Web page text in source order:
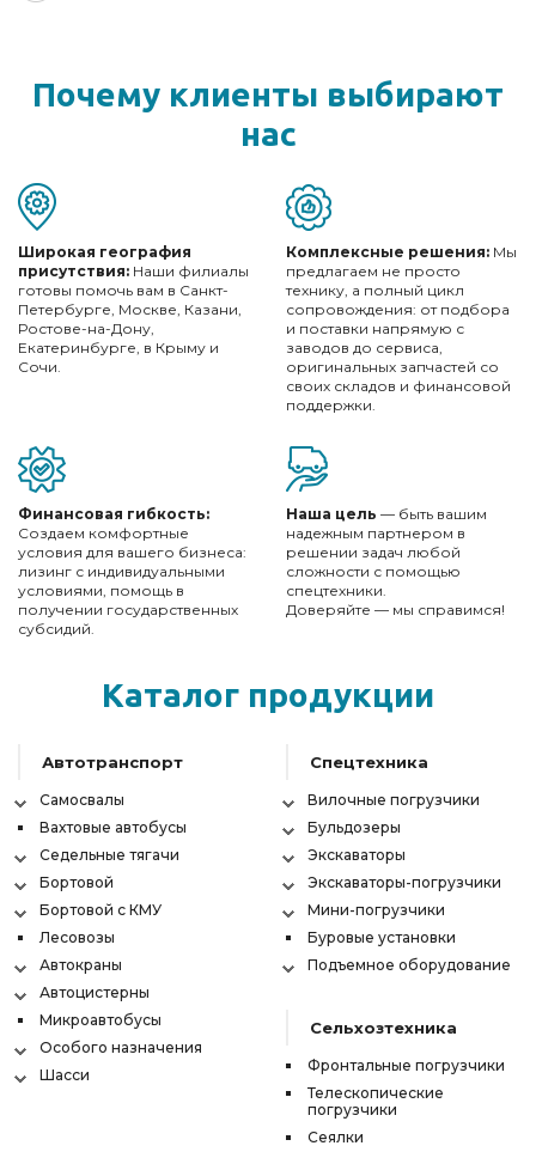
Почему клиенты выбирают
нас
Широкая география
присутствия: Наши филиалы
готовы помочь вам в Санкт-
Петербурге, Москве, Казани,
Ростове-на-Дону,
Екатеринбурге, в Крыму и
Сочи.
Комплексные решения: Мы
предлагаем не просто
технику, а полный цикл
сопровождения: от подбора
и поставки напрямую с
заводов до сервиса,
оригинальных запчастей со
своих складов и финансовой
поддержки.
Финансовая гибкость:
Создаем комфортные
условия для вашего бизнеса:
лизинг с индивидуальными
условиями, помощь в
получении государственных
субсидий.
Наша цель — быть вашим
надежным партнером в
решении задач любой
сложности с помощью
спецтехники.
Доверяйте — мы справимся!
Каталог продукции
Автотранспорт
Самосвалы
Вахтовые автобусы
Седельные тягачи
Бортовой
Бортовой с КМУ
Лесовозы
Автокраны
Автоцистерны
Микроавтобусы
Особого назначения
Шасси
Спецтехника
Вилочные погрузчики
Бульдозеры
Экскаваторы
Экскаваторы-погрузчики
Мини-погрузчики
Буровые установки
Подъемное оборудование
Сельхозтехника
Фронтальные погрузчики
Телескопические
погрузчики
Сеялки